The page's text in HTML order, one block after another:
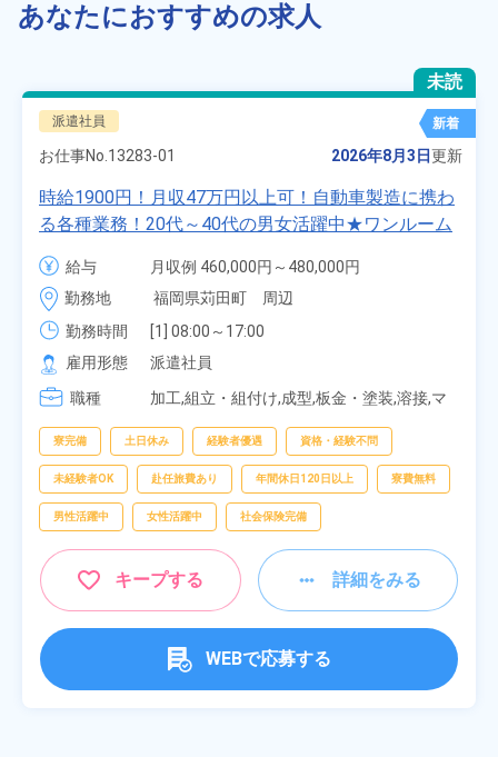
あなたにおすすめの求人
未読
派遣社員 新着
お仕事No. 13283-01 2026年8月3日更新
時給1900円！月収47万円以上可！自動車製造に携わ
る各種業務！20代～40代の男女活躍中★ワンルーム
寮無料！マイカー通勤OK！無料駐車場あり！赴任旅
費会社負担！社員食堂あり！日払いあり！土日休
み！特別賞与90万円支給！《福岡県京都郡苅田町》
給与
月収例 460,000円～480,000円
時給 1,900円～1,900円
勤務地
福岡県苅田町　周辺
勤務時間
[1] 08:00～17:00
[2] 20:00～05:00
[3] 06:30～15:00
[4] 14:30～23:00
雇用形態
派遣社員
職種
加工,組立・組付け,成型,板金・塗装,溶接,マ
査,物流・配送
寮完備 土日休み 経験者優遇 資格・経験不問
未経験者OK 赴任旅費あり 年間休日120日以上 寮費無料
男性活躍中 女性活躍中 社会保険完備
キープする 詳細をみる
WEBで応募する